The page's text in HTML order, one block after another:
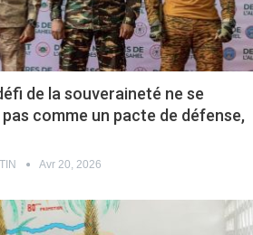
de la souveraineté ne se
comme un pacte de défense,
Avr 20, 2026